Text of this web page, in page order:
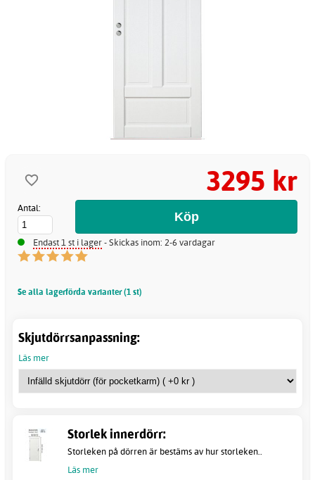
3295 kr
Antal:
Endast 1 st i lager- Skickas inom: 2-6 vardagar
Se alla lagerförda varianter (1 st)
Skjutdörrsanpassning:
Läs mer
Storlek innerdörr:
Storleken på dörren är bestäms av hur storleken..
Läs mer